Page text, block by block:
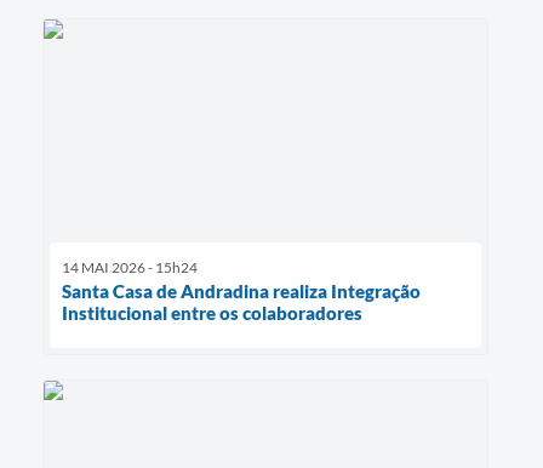
14 MAI 2026 - 15h24
Santa Casa de Andradina realiza Integração
Institucional entre os colaboradores